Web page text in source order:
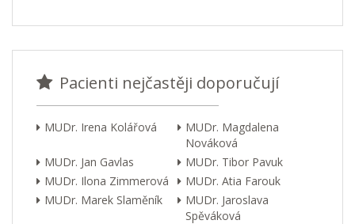
Pacienti nejčastěji doporučují
MUDr. Irena Kolářová
MUDr. Magdalena
Nováková
MUDr. Jan Gavlas
MUDr. Tibor Pavuk
MUDr. Ilona Zimmerová
MUDr. Atia Farouk
MUDr. Marek Slaměník
MUDr. Jaroslava
Spěváková